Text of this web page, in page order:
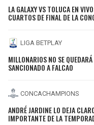
LA GALAXY VS TOLUCA EN
CUARTOS DE FINAL DE LA
LIGA BETPLAY
MILLONARIOS NO SE
SANCIONADO A FALCAO
CONCACHAMPIONS
ANDRÉ JARDINE LO DEJA
IMPORTANTE DE LA